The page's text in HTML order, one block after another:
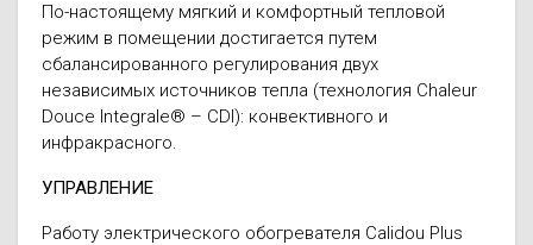
По-настоящему мягкий и комфортный тепловой
режим в помещении достигается путем
сбалансированного регулирования двух
независимых источников тепла (технология Chaleur
Douce Integrale® – CDI): конвективного и
инфракрасного.
УПРАВЛЕНИЕ
Работу электрического обогревателя Calidou Plus